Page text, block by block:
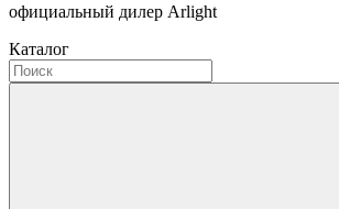
официальный дилер Arlight
Каталог